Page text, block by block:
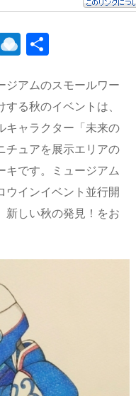
R
n
dr
o
p.
io
ジアムのスモールワー
る秋のイベントは、
キャラクター「未来の
ュアを展示エリアの
キです。ミュージアム
ウインイベント並行開
新しい秋の発見！をお